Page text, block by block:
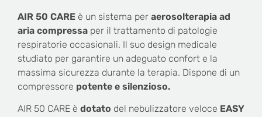
AIR 50 CARE è un sistema per aerosolterapia ad
aria compressa per il trattamento di patologie
respiratorie occasionali. Il suo design medicale
studiato per garantire un adeguato confort e la
massima sicurezza durante la terapia. Dispone di un
compressore potente e silenzioso.
AIR 50 CARE è dotato del nebulizzatore veloce EASY